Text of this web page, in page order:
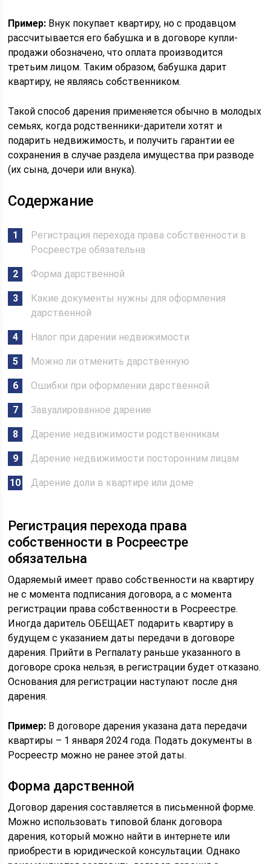
Пример: Внук покупает квартиру, но с продавцом
рассчитывается его бабушка и в договоре купли-
продажи обозначено, что оплата производится
третьим лицом. Таким образом, бабушка дарит
квартиру, не являясь собственником.
Такой способ дарения применяется обычно в молодых
семьях, когда родственники-дарители хотят и
подарить недвижимость, и получить гарантии ее
сохранения в случае раздела имущества при разводе
(их сына, дочери или внука).
Содержание
Регистрация перехода права собственности в
Росреестре обязательна
Форма дарственной
Какие документы нужны для оформления
дарственной
Налог при дарении недвижимости
Можно ли отменить дарственную
Ошибки при оформлении дарственной
Завуалированное дарение
Дарение недвижимости родственникам
Дарение недвижимости посторонним лицам
Дарение доли в квартире или доме
Регистрация перехода права
собственности в Росреестре
обязательна
Одаряемый имеет право собственности на квартиру
не с момента подписания договора, а с момента
регистрации права собственности в Росреестре.
Иногда даритель ОБЕЩАЕТ подарить квартиру в
будущем с указанием даты передачи в договоре
дарения. Прийти в Регпалату раньше указанного в
договоре срока нельзя, в регистрации будет отказано.
Основания для регистрации наступают после дня
дарения.
Пример: В договоре дарения указана дата передачи
квартиры – 1 января 2024 года. Подать документы в
Росреестр можно не ранее этой даты.
Форма дарственной
Договор дарения составляется в письменной форме.
Можно использовать типовой бланк договора
дарения, который можно найти в интернете или
приобрести в юридической консультации. Однако